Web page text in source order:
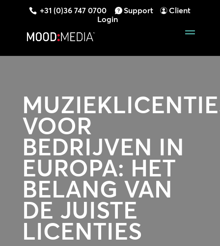
+31 (0)36 747 0700 Support
Client
Login
VOOR
BEDRIJVEN IN
EUROPA: HET
BELANG VAN
DE JUISTE
LICENTIES